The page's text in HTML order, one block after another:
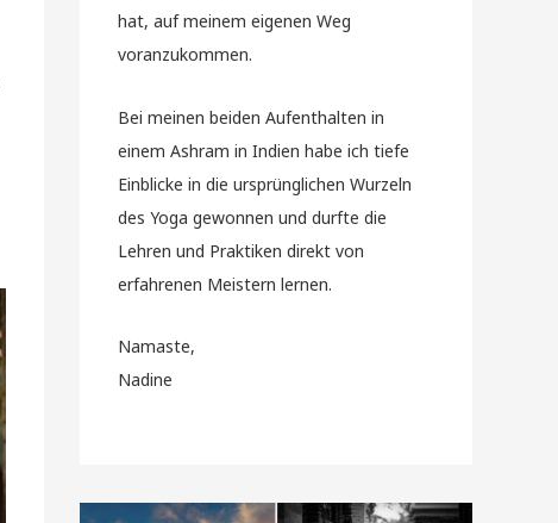
hat, auf meinem eigenen Weg
voranzukommen.
Bei meinen beiden Aufenthalten in
einem Ashram in Indien habe ich tiefe
Einblicke in die ursprünglichen Wurzeln
des Yoga gewonnen und durfte die
Lehren und Praktiken direkt von
erfahrenen Meistern lernen.
Namaste,
Nadine